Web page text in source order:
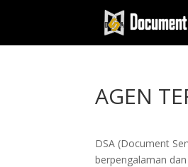
AGEN
DSA (Document
berpengalaman